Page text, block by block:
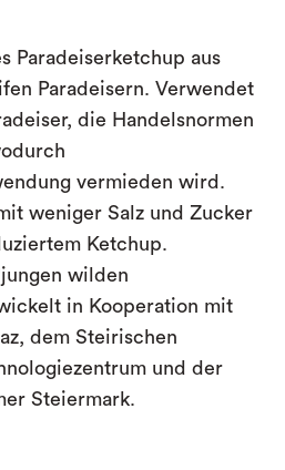
Paradeiserketchup aus
Paradeisern. Verwendet
die Handelsnormen
vermieden wird.
weniger Salz und Zucker
Ketchup.
wilden
in Kooperation mit
dem Steirischen
und der
Steiermark.